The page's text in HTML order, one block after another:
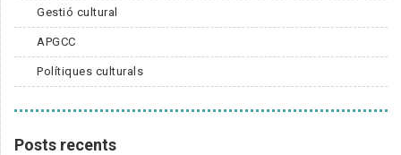
Gestió cultural
APGCC
Polítiques culturals
Posts recents